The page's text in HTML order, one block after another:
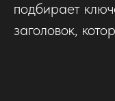
подбирает
заголовок,